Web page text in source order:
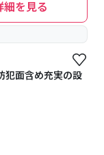
細を見る
犯面含め充実の設